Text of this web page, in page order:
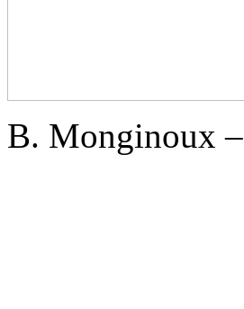
B. Monginoux –